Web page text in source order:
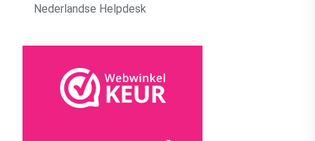
Nederlandse Helpdesk